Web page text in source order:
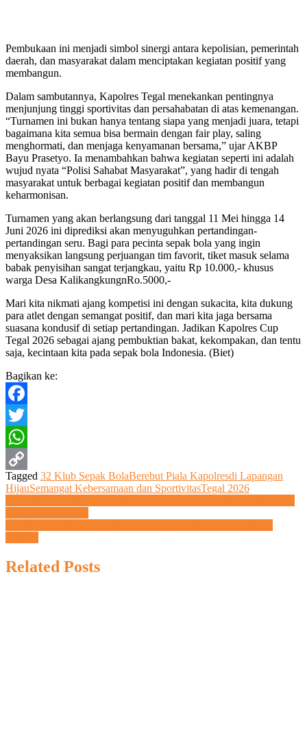
Pembukaan ini menjadi simbol sinergi antara kepolisian, pemerintah
daerah, dan masyarakat dalam menciptakan kegiatan positif yang
membangun.
Dalam sambutannya, Kapolres Tegal menekankan pentingnya
menjunjung tinggi sportivitas dan persahabatan di atas kemenangan.
“Turnamen ini bukan hanya tentang siapa yang menjadi juara, tetapi
bagaimana kita semua bisa bermain dengan fair play, saling
menghormati, dan menjaga kenyamanan bersama,” ujar AKBP
Bayu Prasetyo. Ia menambahkan bahwa kegiatan seperti ini adalah
wujud nyata “Polisi Sahabat Masyarakat”, yang hadir di tengah
masyarakat untuk berbagai kegiatan positif dan membangun
keharmonisan.
Turnamen yang akan berlangsung dari tanggal 11 Mei hingga 14
Juni 2026 ini diprediksi akan menyuguhkan pertandingan-
pertandingan seru. Bagi para pecinta sepak bola yang ingin
menyaksikan langsung perjuangan tim favorit, tiket masuk selama
babak penyisihan sangat terjangkau, yaitu Rp 10.000,- khusus
warga Desa KalikangkungnRo.5000,-
Mari kita nikmati ajang kompetisi ini dengan sukacita, kita dukung
para atlet dengan semangat positif, dan mari kita jaga bersama
suasana kondusif di setiap pertandingan. Jadikan Kapolres Cup
Tegal 2026 sebagai ajang pembuktian bakat, kekompakan, dan tentu
saja, kecintaan kita pada sepak bola Indonesia. (Biet)
Bagikan ke:
Facebook
Twitter
WhatsApp
Copy
Tagged 32 Klub Sepak BolaBerebut Piala Kapolresdi Lapangan
HijauSemangat Kebersamaan dan SportivitasTegal 2026
Navigasi
pos
Related Posts